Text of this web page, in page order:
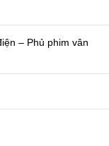
– Phủ phim vân